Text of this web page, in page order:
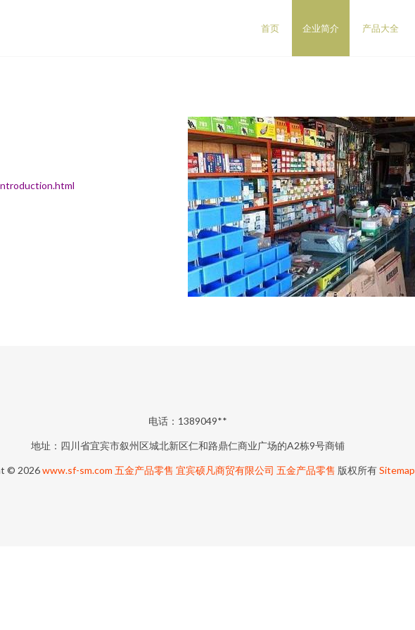
首页 企业简介 产品大全
电话：1389049**
地址：四川省宜宾市叙州区城北新区仁和路鼎仁商业广场的A2栋9号商铺
© 2026www.sf-sm.com 五金产品零售 宜宾硕凡商贸有限公司 五金产品零售 版权所有Sitemap